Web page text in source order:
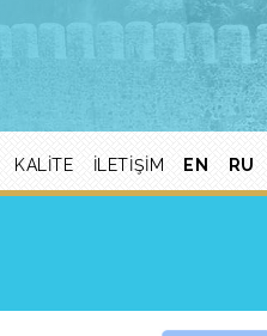
KALITE ILETIŞIM EN RU